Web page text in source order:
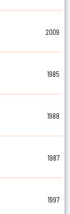
2009
1985
1988
1987
1997